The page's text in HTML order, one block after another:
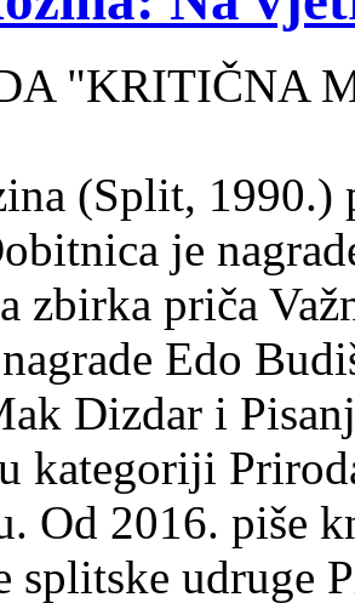
"KRITIČNA
(Split, 1990.)
je
zbirka priča
Edo
Dizdar i
kategoriji
Od 2016. piše
splitske udruge